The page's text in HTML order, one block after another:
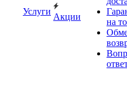
Услуги
Акции
на